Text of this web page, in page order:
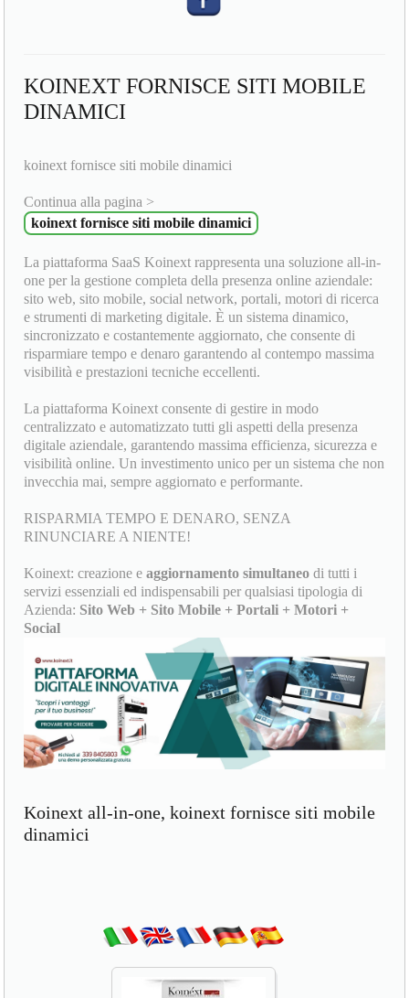
KOINEXT FORNISCE SITI MOBILE
DINAMICI
koinext fornisce siti mobile dinamici
Continua alla pagina >
koinext fornisce siti mobile dinamici
La piattaforma SaaS Koinext rappresenta una soluzione all-in-
one per la gestione completa della presenza online aziendale:
sito web, sito mobile, social network, portali, motori di ricerca
e strumenti di marketing digitale. È un sistema dinamico,
sincronizzato e costantemente aggiornato, che consente di
risparmiare tempo e denaro garantendo al contempo massima
visibilità e prestazioni tecniche eccellenti.
La piattaforma Koinext consente di gestire in modo
centralizzato e automatizzato tutti gli aspetti della presenza
digitale aziendale, garantendo massima efficienza, sicurezza e
visibilità online. Un investimento unico per un sistema che non
invecchia mai, sempre aggiornato e performante.
RISPARMIA TEMPO E DENARO, SENZA
RINUNCIARE A NIENTE!
Koinext: creazione eaggiornamento simultaneo di tutti i
servizi essenziali ed indispensabili per qualsiasi tipologia di
Azienda: Sito Web + Sito Mobile + Portali + Motori +
Social
Koinext all-in-one, koinext fornisce siti mobile